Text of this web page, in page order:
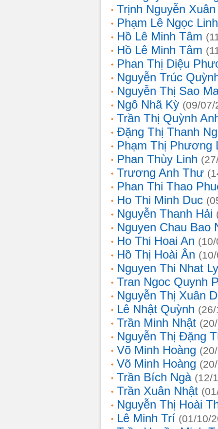
Trịnh Nguyễn
Phạm Lê Ngọc Linh
Hồ Lê Minh Tâm
Hồ Lê Minh Tâm
Phan Thị Diệu
Nguyễn Trúc
Nguyễn Thị Sao
Ngô Nhã Kỳ (09/07/
Trần Thị Quỳnh
Đặng Thị Thanh
Phạm Thị Phương
Phan Thùy Linh
Trương Anh Thư
Phan Thi Thao
Ho Thi Minh Duc
Nguyễn Thanh Hải
Nguyen Chau Bao
Ho Thi Hoai An
Hồ Thị Hoài Ân
Nguyen Thi Nhat Ly
Tran Ngoc Quynh
Nguyễn Thị Xuân
Lê Nhật Quỳnh
Trần Minh Nhật
Nguyễn Thị Đặng
Võ Minh Hoàng
Võ Minh Hoàng
Trần Bích Ngà (12/
Trần Xuân Nhật
Nguyễn Thị Hoài
Lê Minh Trí (01/10/